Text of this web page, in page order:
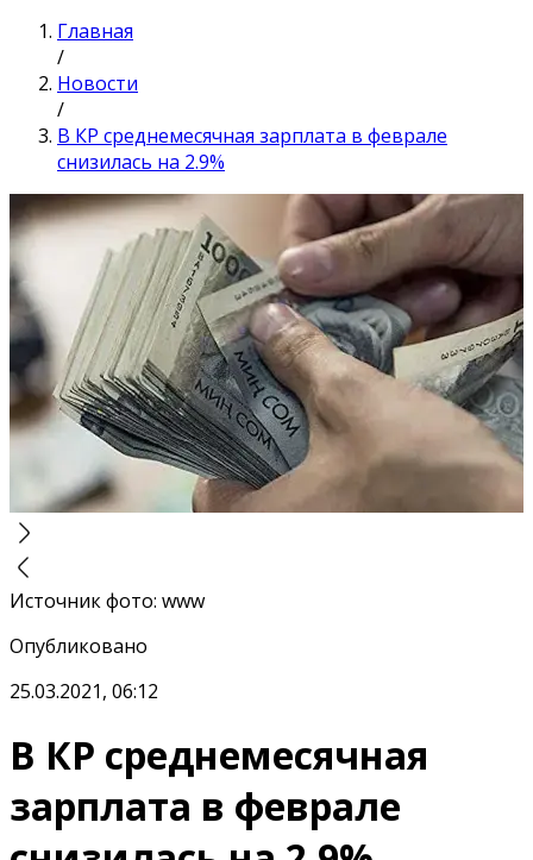
Главная
/
Новости
/
В КР среднемесячная зарплата в феврале
снизилась на 2.9%
Источник фото: www
Опубликовано
25.03.2021, 06:12
В КР среднемесячная
зарплата в феврале